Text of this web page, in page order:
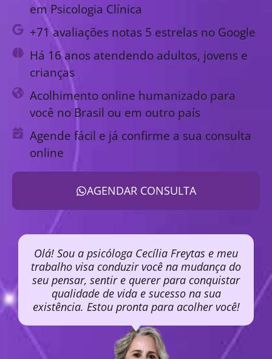
em Psicologia Clínica
+71 avaliações notas 5 estrelas no Google
Há 16 anos atendendo adultos, jovens e
crianças
Acolhimento online humanizado para
você no Brasil ou em outro país
Agende fácil e já confirme a sua consulta
online
AGENDAR CONSULTA
Olá! Sou a psicóloga Cecília Freytas e meu
trabalho visa conduzir você na mudança do
seu pensar, sentir e querer para conquistar
qualidade de vida e sucesso na sua
existência. Estou pronta para acolher você!